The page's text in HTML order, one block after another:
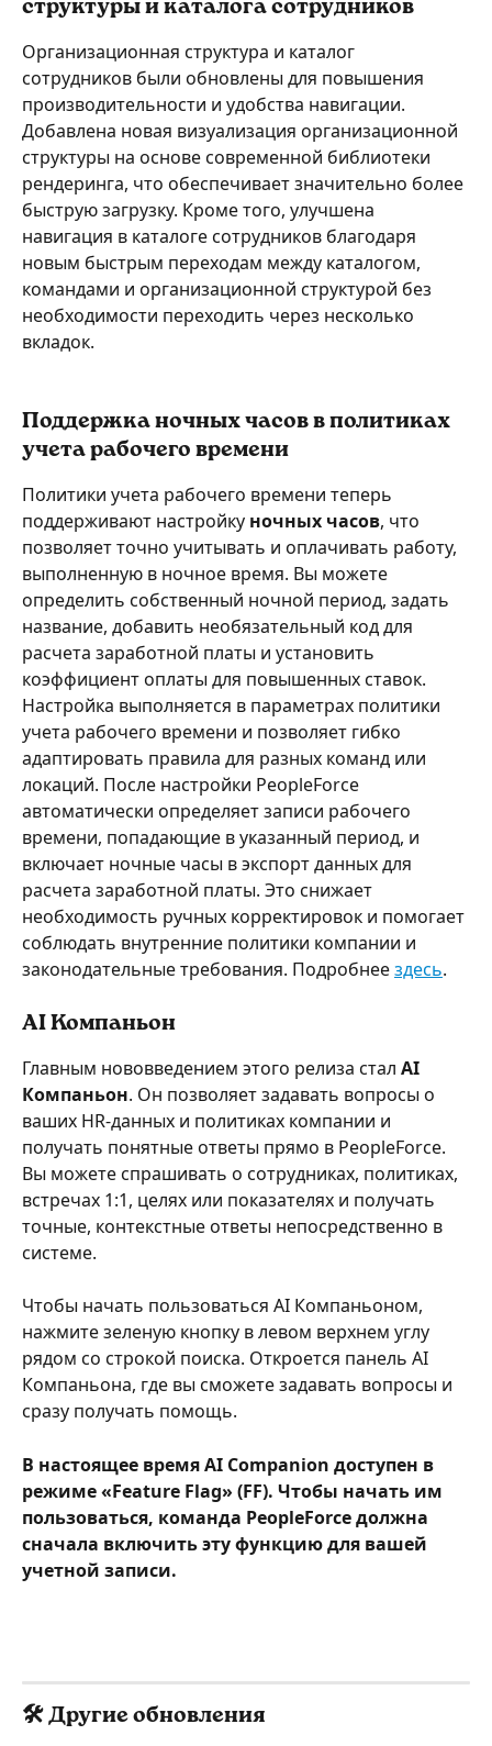
структуры и каталога сотрудников
Организационная структура и каталог
сотрудников были обновлены для повышения
производительности и удобства навигации.
Добавлена новая визуализация организационной
структуры на основе современной библиотеки
рендеринга, что обеспечивает значительно более
быструю загрузку. Кроме того, улучшена
навигация в каталоге сотрудников благодаря
новым быстрым переходам между каталогом,
командами и организационной структурой без
необходимости переходить через несколько
вкладок.
Поддержка ночных часов в политиках
учета рабочего времени
Политики учета рабочего времени теперь
поддерживают настройку ночных часов, что
позволяет точно учитывать и оплачивать работу,
выполненную в ночное время. Вы можете
определить собственный ночной период, задать
название, добавить необязательный код для
расчета заработной платы и установить
коэффициент оплаты для повышенных ставок.
Настройка выполняется в параметрах политики
учета рабочего времени и позволяет гибко
адаптировать правила для разных команд или
локаций. После настройки PeopleForce
автоматически определяет записи рабочего
времени, попадающие в указанный период, и
включает ночные часы в экспорт данных для
расчета заработной платы. Это снижает
необходимость ручных корректировок и помогает
соблюдать внутренние политики компании и
законодательные требования. Подробнее здесь.
AI Компаньон
Главным нововведением этого релиза стал AI
Компаньон. Он позволяет задавать вопросы о
ваших HR-данных и политиках компании и
получать понятные ответы прямо в PeopleForce.
Вы можете спрашивать о сотрудниках, политиках,
встречах 1:1, целях или показателях и получать
точные, контекстные ответы непосредственно в
системе.
Чтобы начать пользоваться AI Компаньоном,
нажмите зеленую кнопку в левом верхнем углу
рядом со строкой поиска. Откроется панель AI
Компаньона, где вы сможете задавать вопросы и
сразу получать помощь.
В настоящее время AI Companion доступен в
режиме «Feature Flag» (FF). Чтобы начать им
пользоваться, команда PeopleForce должна
сначала включить эту функцию для вашей
учетной записи.
🛠️ Другие обновления